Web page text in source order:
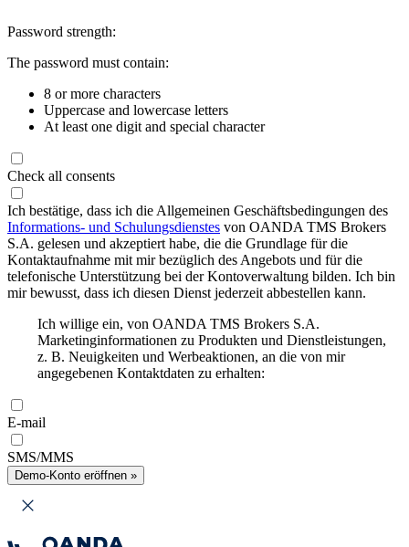
Password strength:
The password must contain:
8 or more characters
Uppercase and lowercase letters
At least one digit and special character
Check all consents
Ich bestätige, dass ich die Allgemeinen Geschäftsbedingungen des
Informations- und Schulungsdienstes von OANDA TMS Brokers
S.A. gelesen und akzeptiert habe, die die Grundlage für die
Kontaktaufnahme mit mir bezüglich des Angebots und für die
telefonische Unterstützung bei der Kontoverwaltung bilden. Ich bin
mir bewusst, dass ich diesen Dienst jederzeit abbestellen kann.
Ich willige ein, von OANDA TMS Brokers S.A.
Marketinginformationen zu Produkten und Dienstleistungen,
z. B. Neuigkeiten und Werbeaktionen, an die von mir
angegebenen Kontaktdaten zu erhalten:
E-mail
SMS/MMS
Demo-Konto eröffnen »